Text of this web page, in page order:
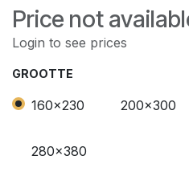
Price not
Login to see prices
GROOTTE
160x230 200x300
280x380